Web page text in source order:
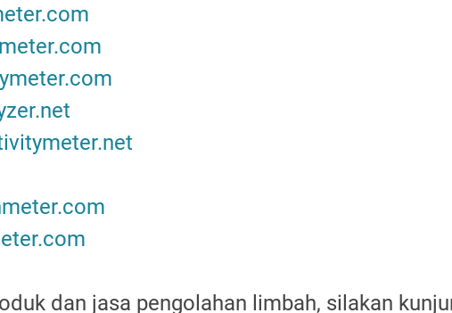
dan jasa pengolahan limbah, silakan